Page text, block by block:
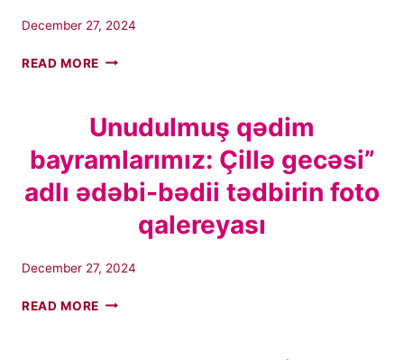
December 27, 2024
READ MORE “TÜRKDILLI
TÜRK
DÖVLƏTLƏRI
BIRLIYI”NƏ
GEDƏN
YOL
VIDEO
Unudulmuş qədim
bayramlarımız: Çillə gecəsi”
adlı ədəbi-bədii tədbirin foto
qalereyası
December 27, 2024
READ MORE UNUDULMUŞ